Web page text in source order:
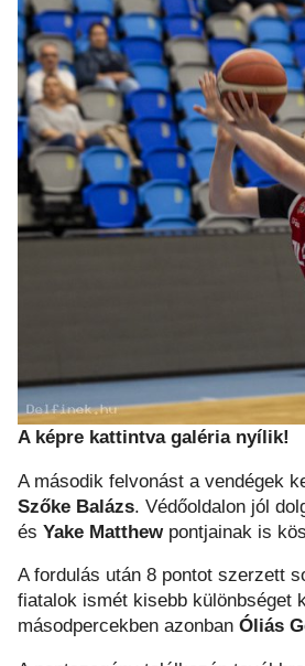
A képre kattintva galéria nyílik!
A második felvonást a vendégek
Szőke Balázs. Védőoldalon jól
és Yake Matthewpontjainak is
A fordulás után 8 pontot szerzett
fiatalok ismét kisebb különbséget
másodpercekben azonban Óliás